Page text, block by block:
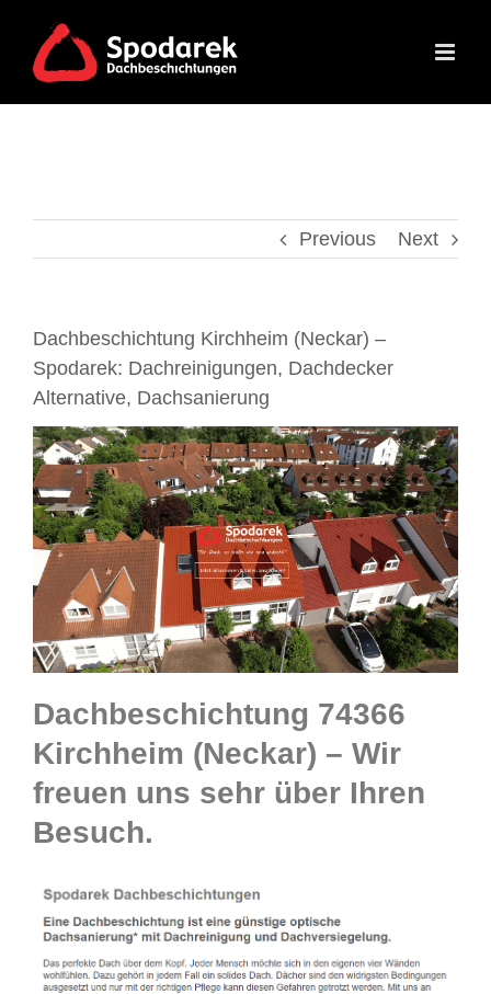
content
Previous Next
Dachbeschichtung Kirchheim (Neckar) –
Spodarek: Dachreinigungen, Dachdecker
Alternative, Dachsanierung
Dachbeschichtung 74366
Kirchheim (Neckar) – Wir
freuen uns sehr über Ihren
Besuch.